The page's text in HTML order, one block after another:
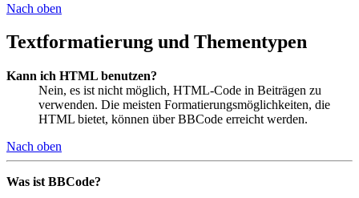
Nach oben
Textformatierung und Thementypen
Kann ich HTML benutzen?
Nein, es ist nicht möglich, HTML-Code in Beiträgen zu
verwenden. Die meisten Formatierungsmöglichkeiten, die
HTML bietet, können über BBCode erreicht werden.
Nach oben
Was ist BBCode?